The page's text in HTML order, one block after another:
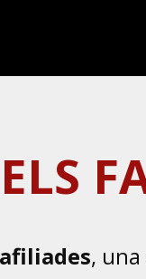
,